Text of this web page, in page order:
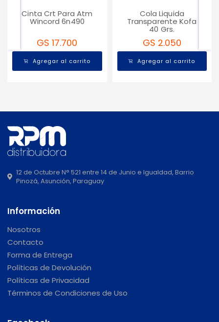
Cinta Crt Para Atm
Wincord 6n490
GS 17.700
Agregar al carrito
Cola Liquida
Transparente Kofa
40 Grs.
GS 2.050
Agregar al carrito
12 de Octubre N° 521 entre 14 de Junio e Igualdad, Barrio
Pinozá, Asunción, Paraguay
Información
Nosotros
Contacto
Forma de Entrega
Políticas de Devolución
Políticas de Privacidad
Términos de Condiciones de Uso